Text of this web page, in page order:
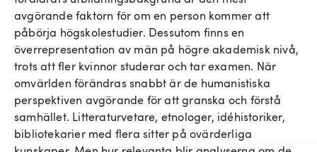
avgörande faktorn för om en person kommer att
påbörja högskolestudier. Dessutom finns en
överrepresentation av män på högre akademisk nivå,
trots att fler kvinnor studerar och tar examen. När
omvärlden förändras snabbt är de humanistiska
perspektiven avgörande för att granska och förstå
samhället. Litteraturvetare, etnologer, idéhistoriker,
bibliotekarier med flera sitter på ovärderliga